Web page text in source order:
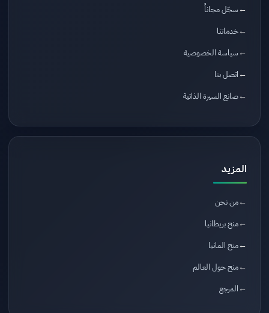
سجّل مجاناً
خدماتنا
سياسة الخصوصية
اتصل بنا
صانع السيرة الذاتية
المزيد
من نحن
منح بريطانيا
منح المانيا
منح حول العالم
المرجع